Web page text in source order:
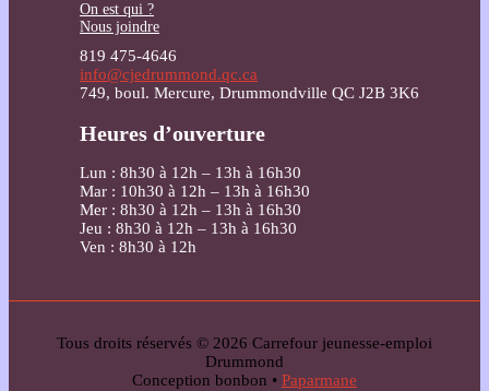
On est qui ?
Nous joindre
819 475-4646
info@cjedrummond.qc.ca
749, boul. Mercure, Drummondville QC J2B 3K6
Heures d’ouverture
Lun : 8h30 à 12h – 13h à 16h30
Mar : 10h30 à 12h – 13h à 16h30
Mer : 8h30 à 12h – 13h à 16h30
Jeu : 8h30 à 12h – 13h à 16h30
Ven : 8h30 à 12h
Tous droits réservés © 2026 Carrefour jeunesse-emploi
Drummond
Conception bonbon • Paparmane